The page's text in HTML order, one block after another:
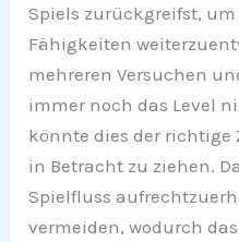
Spiels zurückgreifst,
Fähigkeiten
mehreren Versuchen
immer noch das Level
könnte dies der
in Betracht zu ziehen.
Spielfluss
vermeiden, wodurch